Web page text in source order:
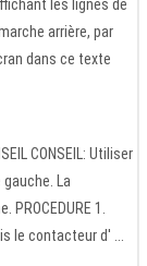
les lignes de
arrière, par
dans ce texte
CONSEIL: Utiliser
La
1.
le contacteur d' ...